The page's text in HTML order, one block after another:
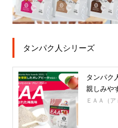
タンパク人シリーズ
タンパク
親しみや
ＥＡＡ（ア